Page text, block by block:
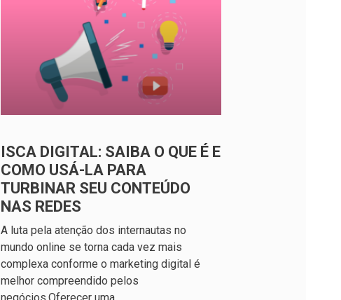
ISCA DIGITAL: SAIBA O QUE É E
COMO USÁ-LA PARA
TURBINAR SEU CONTEÚDO
NAS REDES
A luta pela atenção dos internautas no
mundo online se torna cada vez mais
complexa conforme o marketing digital é
melhor compreendido pelos